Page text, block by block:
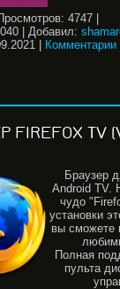
4747
Добавил:
Комментарии
FIREFOX TV
Браузер
Android TV.
чудо
установки
вы сможете
Полная
пульта